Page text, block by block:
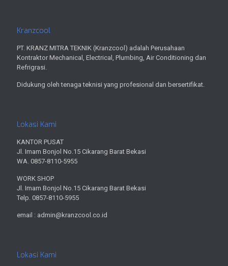
Kranzcool
PT. KRANZ MITRA TEKNIK (Kranzcool) adalah Perusahaan
Kontraktor Mechanical, Electrical, Plumbing, Air Conditioning dan
Refrigrasi.
Didukung oleh tenaga teknisi yang profesional dan bersertifikat.
Lokasi Kami
KANTOR PUSAT
Jl. Imam Bonjol No.15 Cikarang Barat Bekasi
WA. 0857-8110-5955
WORK SHOP
Jl. Imam Bonjol No.15 Cikarang Barat Bekasi
Telp. 0857-8110-5955
email : admin@kranzcool.co.id
Lokasi Kami